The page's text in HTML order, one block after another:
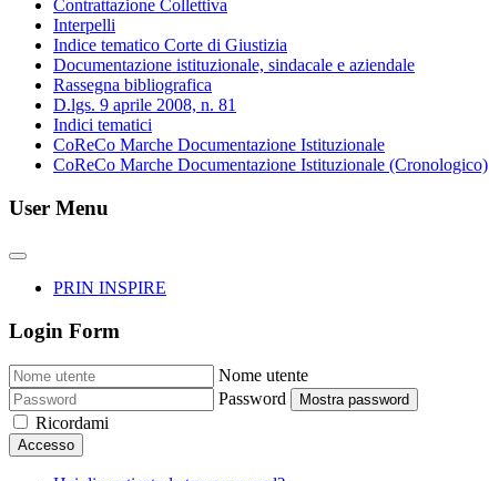
Contrattazione Collettiva
Interpelli
Indice tematico Corte di Giustizia
Documentazione istituzionale, sindacale e aziendale
Rassegna bibliografica
D.lgs. 9 aprile 2008, n. 81
Indici tematici
CoReCo Marche Documentazione Istituzionale
CoReCo Marche Documentazione Istituzionale (Cronologico)
User Menu
PRIN INSPIRE
Login Form
Nome utente
Password
Mostra password
Ricordami
Accesso